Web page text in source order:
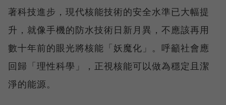
著科技進步，現代核能技術的安全水準已大幅提
升，就像手機的防水技術日新月異，不應該再用
數十年前的眼光將核能「妖魔化」。呼籲社會應
回歸「理性科學」，正視核能可以做為穩定且潔
淨的能源。